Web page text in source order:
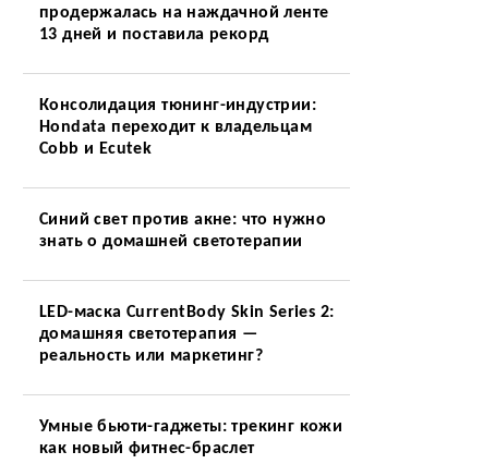
продержалась на наждачной ленте
13 дней и поставила рекорд
Консолидация тюнинг-индустрии:
Hondata переходит к владельцам
Cobb и Ecutek
Синий свет против акне: что нужно
знать о домашней светотерапии
LED-маска CurrentBody Skin Series 2:
домашняя светотерапия —
реальность или маркетинг?
Умные бьюти-гаджеты: трекинг кожи
как новый фитнес-браслет